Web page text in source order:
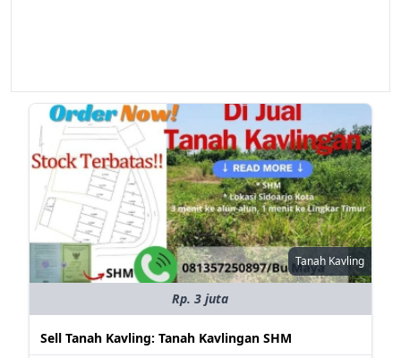
Tanah Kavling
Rp. 3 juta
Sell Tanah Kavling: Tanah Kavlingan SHM